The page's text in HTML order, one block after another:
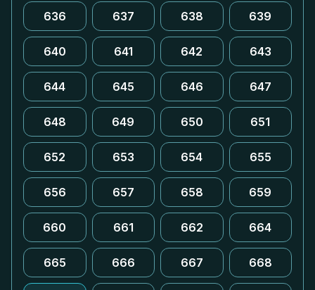
636 637 638 639
640 641 642 643
644 645 646 647
648 649 650 651
652 653 654 655
656 657 658 659
660 661 662 664
665 666 667 668